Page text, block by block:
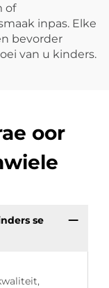
of
inpas. Elke
bevorder
van u kinders.
oor
se